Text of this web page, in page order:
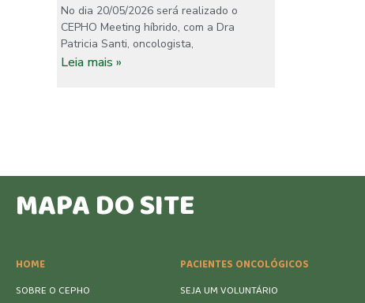
No dia 20/05/2026 será realizado o
CEPHO Meeting híbrido, com a Dra
Patricia Santi, oncologista,
Leia mais »
MAPA DO SITE
HOME
SOBRE O CEPHO
PACIENTES ONCOLÓGICOS
SEJA UM VOLUNTÁRIO